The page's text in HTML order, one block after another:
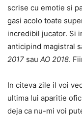
scrise cu emotie si
gasi acolo toate
incredibil jucator. Si
anticipind magistral
2017 sau AO 2018.
In citeva zile il voi
ultima lui aparitie
deja ca nu-mi voi